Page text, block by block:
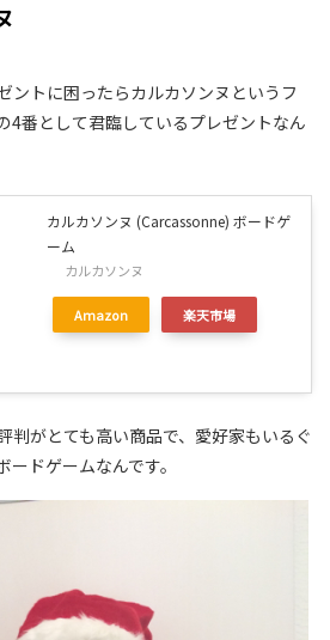
ントに困ったらカルカソンヌというフ
4番として君臨しているプレゼントなん
カルカソンヌ (Carcassonne) ボードゲ
ーム
カルカソンヌ
Amazon 楽天市場
判がとても高い商品で、愛好家もいるぐ
ドゲームなんです。